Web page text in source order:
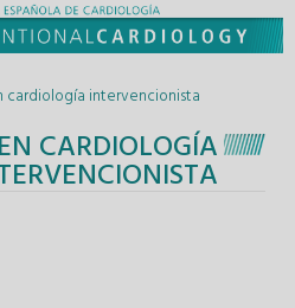
cardiología intervencionista
CARDIOLOGÍA